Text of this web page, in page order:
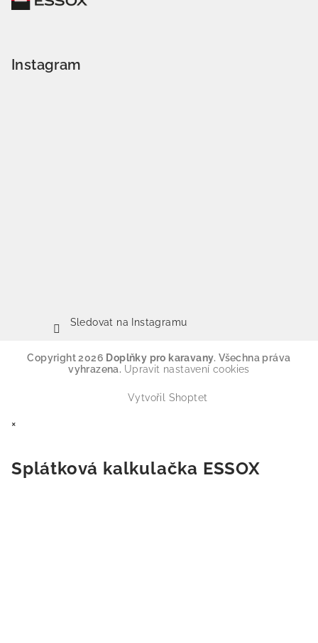
Instagram
Sledovat na Instagramu
Copyright 2026 Doplňky pro karavany. Všechna práva
vyhrazena. Upravit nastavení cookies
Vytvořil Shoptet
×
Splátková kalkulačka ESSOX